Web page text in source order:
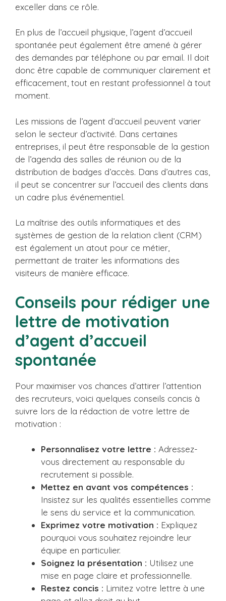
exceller dans ce rôle.
En plus de l’accueil physique, l’agent d’accueil
spontanée peut également être amené à gérer
des demandes par téléphone ou par email. Il doit
donc être capable de communiquer clairement et
efficacement, tout en restant professionnel à tout
moment.
Les missions de l’agent d’accueil peuvent varier
selon le secteur d’activité. Dans certaines
entreprises, il peut être responsable de la gestion
de l’agenda des salles de réunion ou de la
distribution de badges d’accès. Dans d’autres cas,
il peut se concentrer sur l’accueil des clients dans
un cadre plus événementiel.
La maîtrise des outils informatiques et des
systèmes de gestion de la relation client (CRM)
est également un atout pour ce métier,
permettant de traiter les informations des
visiteurs de manière efficace.
Conseils pour rédiger une
lettre de motivation
d’agent d’accueil
spontanée
Pour maximiser vos chances d’attirer l’attention
des recruteurs, voici quelques conseils concis à
suivre lors de la rédaction de votre lettre de
motivation :
Personnalisez votre lettre : Adressez-
vous directement au responsable du
recrutement si possible.
Mettez en avant vos compétences :
Insistez sur les qualités essentielles comme
le sens du service et la communication.
Exprimez votre motivation : Expliquez
pourquoi vous souhaitez rejoindre leur
équipe en particulier.
Soignez la présentation : Utilisez une
mise en page claire et professionnelle.
Restez concis : Limitez votre lettre à une